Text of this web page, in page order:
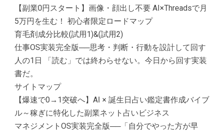
【副業0円スタート】画像・顔出し不要 AI×Threadsで月
5万円を生む！ 初心者限定ロードマップ
育毛剤成分比較(試用1)&(試用2)
仕事OS実装完全版──思考・判断・行動を設計して回す
人の1日 「読む」では終わらせない。今日から回す実装
書だ。
サイトマップ
【爆速で0→1突破へ】AI × 誕生日占い鑑定書作成バイブ
ル～稼ぎに特化した副業ネット占いビジネス
マネジメントOS実装完全版──「自分でやった方が早